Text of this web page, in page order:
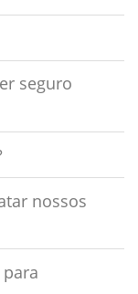
seguro
nossos